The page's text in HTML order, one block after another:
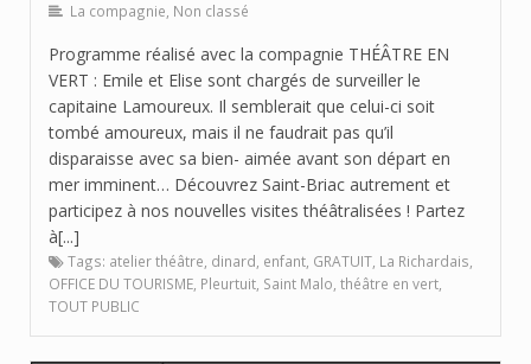
La compagnie Non classé
Programme réalisé avec la compagnie THÉÂTRE EN
VERT : Emile et Elise sont chargés de surveiller le
capitaine Lamoureux. Il semblerait que celui-ci soit
tombé amoureux, mais il ne faudrait pas qu’il
disparaisse avec sa bien- aimée avant son départ en
mer imminent… Découvrez Saint-Briac autrement et
participez à nos nouvelles visites théâtralisées ! Partez
à[...]
Tags: atelier théâtre dinard enfant GRATUIT La Richardais
OFFICE DU TOURISME Pleurtuit Saint Malo théâtre en vert
TOUT PUBLIC